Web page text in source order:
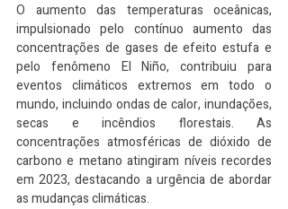
O aumento das temperaturas oceânicas,
impulsionado pelo contínuo aumento das
concentrações de gases de efeito estufa e
pelo fenômeno El Niño, contribuiu para
eventos climáticos extremos em todo o
mundo, incluindo ondas de calor, inundações,
secas e incêndios florestais. As
concentrações atmosféricas de dióxido de
carbono e metano atingiram níveis recordes
em 2023, destacando a urgência de abordar
as mudanças climáticas.